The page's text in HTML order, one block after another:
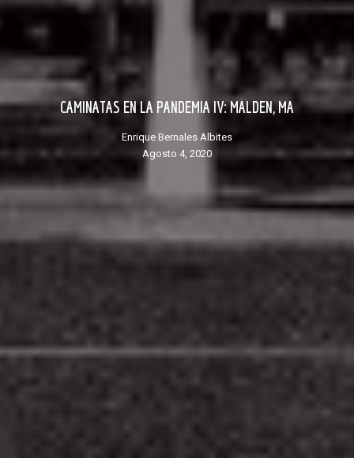
CAMINATAS EN LA PANDEMIA IV: MALDEN, MA
Enrique Bernales Albites
agosto 4, 2020